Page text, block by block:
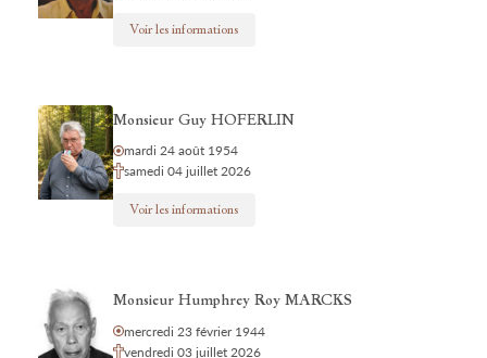
Voir les informations
Monsieur Guy HOFERLIN
mardi 24 août 1954
samedi 04 juillet 2026
Voir les informations
Monsieur Humphrey Roy MARCKS
mercredi 23 février 1944
vendredi 03 juillet 2026